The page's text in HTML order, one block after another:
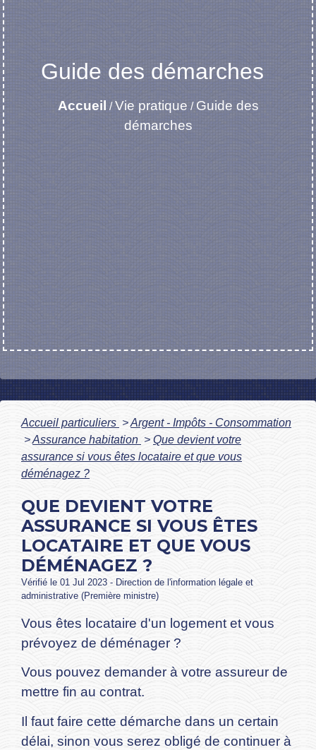
Guide des démarches
Accueil /Vie pratique / Guide des
démarches
Accueil particuliers >Argent - Impôts - Consommation
>Assurance habitation > Que devient votre
assurance si vous êtes locataire et que vous
déménagez ?
QUE DEVIENT VOTRE
ASSURANCE SI VOUS ÊTES
LOCATAIRE ET QUE VOUS
DÉMÉNAGEZ ?
Vérifié le 01 Jul 2023 - Direction de l'information légale et
administrative (Première ministre)
Vous êtes locataire d'un logement et vous
prévoyez de déménager ?
Vous pouvez demander à votre assureur de
mettre fin au contrat.
Il faut faire cette démarche dans un certain
délai, sinon vous serez obligé de continuer à